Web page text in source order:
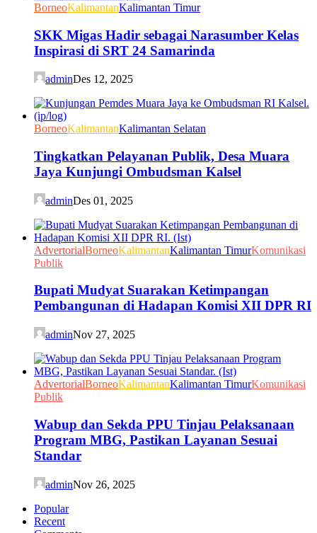
BorneoKalimantanKalimantan Timur
SKK Migas Hadir sebagai Narasumber Kelas
Inspirasi di SRT 24 Samarinda
adminDes 12, 2025
BorneoKalimantanKalimantan Selatan
Tingkatkan Pelayanan Publik, Desa Muara
Jaya Kunjungi Ombudsman Kalsel
adminDes 01, 2025
AdvertorialBorneoKalimantanKalimantan TimurKomunikasi
Publik
Bupati Mudyat Suarakan Ketimpangan
Pembangunan di Hadapan Komisi XII DPR RI
adminNov 27, 2025
AdvertorialBorneoKalimantanKalimantan TimurKomunikasi
Publik
Wabup dan Sekda PPU Tinjau Pelaksanaan
Program MBG, Pastikan Layanan Sesuai
Standar
adminNov 26, 2025
Popular
Recent